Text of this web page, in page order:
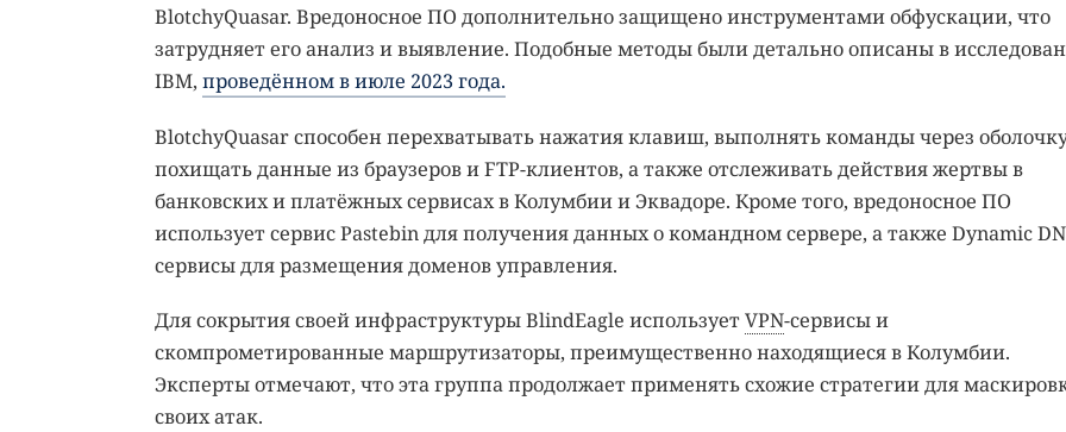
BlotchyQuasar. Вредоносное ПО дополнительно защищено инструментами обфускации, что
затрудняет его анализ и выявление. Подобные методы были детально описаны в
IBM, проведённом в июле 2023 года.
BlotchyQuasar способен перехватывать нажатия клавиш, выполнять команды через
похищать данные из браузеров и FTP-клиентов, а также отслеживать действия жертвы в
банковских и платёжных сервисах в Колумбии и Эквадоре. Кроме того, вредоносное ПО
использует сервис Pastebin для получения данных о командном сервере, а также Dynamic
сервисы для размещения доменов управления.
Для сокрытия своей инфраструктуры BlindEagle используетVPN-сервисы и
скомпрометированные маршрутизаторы, преимущественно находящиеся в Колумбии.
Эксперты отмечают, что эта группа продолжает применять схожие стратегии для
своих атак.